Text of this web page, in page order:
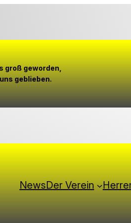
groß geworden,
geblieben.
NewsDer Verein